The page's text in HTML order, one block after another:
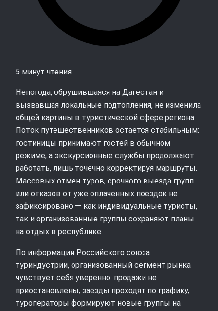
5 минут чтения
Непогода, обрушившаяся на Дагестан и
вызвавшая локальные подтопления, не изменила
общей картины в туристической сфере региона.
Поток путешественников остается стабильным:
гостиницы принимают гостей в обычном
режиме, а экскурсионные службы продолжают
работать, лишь точечно корректируя маршруты.
Массовых отмен туров, срочного выезда групп
или отказов от уже оплаченных поездок не
зафиксировано — как индивидуальные туристы,
так и организованные группы сохраняют планы
на отдых в республике.
По информации Российского союза
туриндустрии, организованный сегмент рынка
чувствует себя уверенно: продажи не
приостановлены, заезды проходят по графику,
туроператоры формируют новые группы на